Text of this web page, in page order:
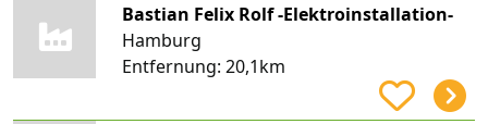
Bastian Felix Rolf -Elektroinstallation-
Hamburg
Entfernung: 20,1km